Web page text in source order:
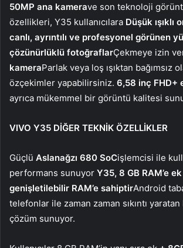
50MP ana kamerave son teknoloji
özellikleri, Y35 kullanıcılara Düşük ışıklı
canlı, ayrıntılı ve profesyonel görünen
çözünürlüklü fotoğraflarÇekmeye izin
kameraParlak veya loş ışıktan bağımsız
özçekimler yapabilirsiniz. 6,58 inç FHD+
ayrıca mükemmel bir görüntü kalitesi
VIVO Y35 DİĞER TEKNİK ÖZELLİKLER
Güçlü Aslanağzı 680 SoCişlemcisi ile
performans sunuyor Y35, 8 GB RAM’e
genişletilebilir RAM’e sahiptirAndroid
telefonlar ile zaman zaman sıkıntı
çözüm sunuyor.